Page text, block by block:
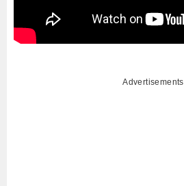
Advertisements